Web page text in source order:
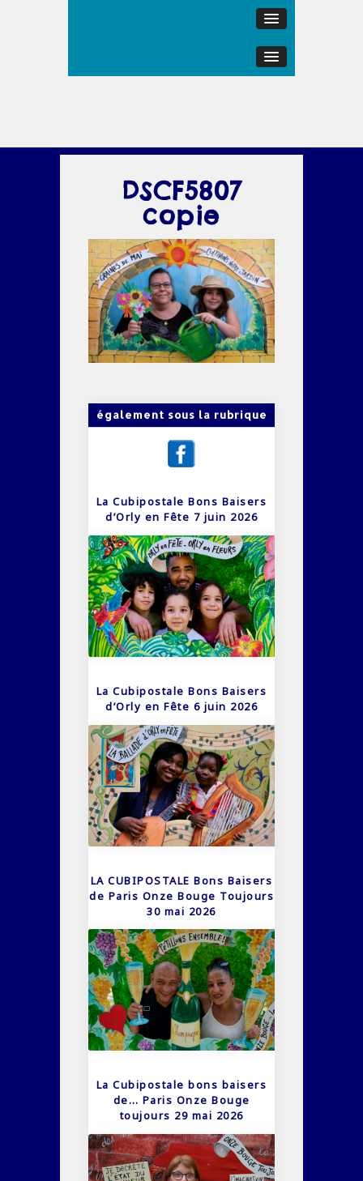
DSCF5807
copie
également sous la rubrique
La Cubipostale Bons Baisers
d’Orly en Fête 7 juin 2026
La Cubipostale Bons Baisers
d’Orly en Fête 6 juin 2026
LA CUBIPOSTALE Bons Baisers
de Paris Onze Bouge Toujours
30 mai 2026
La Cubipostale bons baisers
de… Paris Onze Bouge
toujours 29 mai 2026